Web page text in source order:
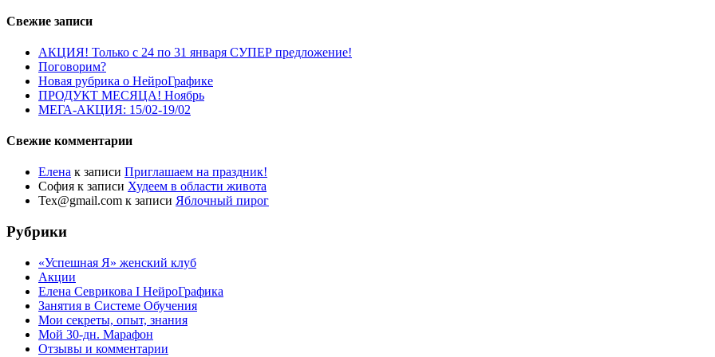
Свежие записи
АКЦИЯ! Только с 24 по 31 января СУПЕР предложение!
Поговорим?
Новая рубрика о НейроГрафике
ПРОДУКТ МЕСЯЦА! Ноябрь
МЕГА-АКЦИЯ: 15/02-19/02
Свежие комментарии
Елена к записи Приглашаем на праздник!
София к записи Худеем в области живота
Tex@gmail.com к записи Яблочный пирог
Рубрики
«Успешная Я» женский клуб
Акции
Елена Севрикова I НейроГрафика
Занятия в Системе Обучения
Мои секреты, опыт, знания
Мой 30-дн. Марафон
Отзывы и комментарии